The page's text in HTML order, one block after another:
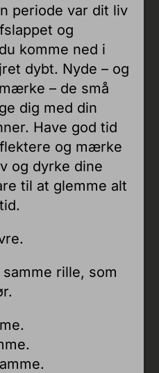
periode var dit liv
og
komme ned i
dybt. Nyde – og
– de små
dig med din
Have god tid
og mærke
og dyrke dine
til at glemme alt
rille, som